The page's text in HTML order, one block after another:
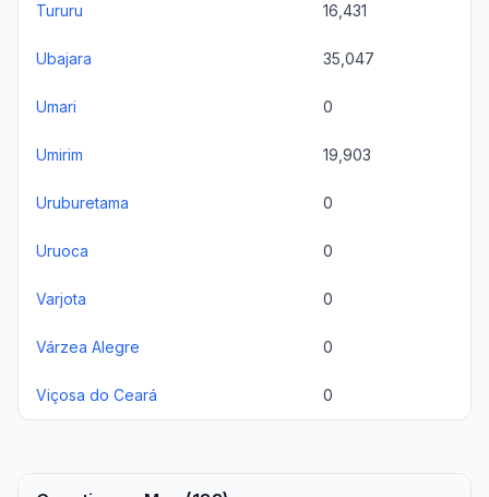
Tururu 16,431
Ubajara 35,047
Umari 0
Umirim 19,903
Uruburetama 0
Uruoca 0
Varjota 0
Várzea Alegre 0
Viçosa do Ceará 0